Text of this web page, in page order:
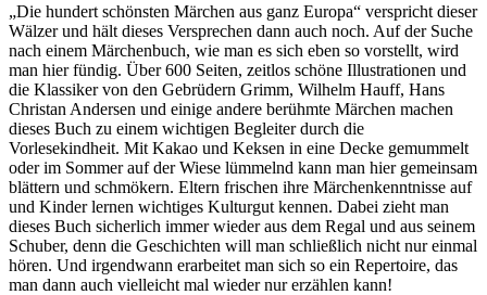
„Die hundert schönsten Märchen aus ganz Europa“ verspricht dieser
Wälzer und hält dieses Versprechen dann auch noch. Auf der Suche
nach einem Märchenbuch, wie man es sich eben so vorstellt, wird
man hier fündig. Über 600 Seiten, zeitlos schöne Illustrationen und
die Klassiker von den Gebrüdern Grimm, Wilhelm Hauff, Hans
Christan Andersen und einige andere berühmte Märchen machen
dieses Buch zu einem wichtigen Begleiter durch die
Vorlesekindheit. Mit Kakao und Keksen in eine Decke gemummelt
oder im Sommer auf der Wiese lümmelnd kann man hier gemeinsam
blättern und schmökern. Eltern frischen ihre Märchenkenntnisse auf
und Kinder lernen wichtiges Kulturgut kennen. Dabei zieht man
dieses Buch sicherlich immer wieder aus dem Regal und aus seinem
Schuber, denn die Geschichten will man schließlich nicht nur einmal
hören. Und irgendwann erarbeitet man sich so ein Repertoire, das
man dann auch vielleicht mal wieder nur erzählen kann!